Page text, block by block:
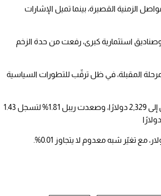
الزمنية القصيرة، بينما تميل الإشارات
استثمارية كبرى، رفعت من حدة الزخم
كهدف محتمل في المرحلة المقبلة، في ظل ترقّب للتطورات السياسية
وعلى صعيد العملات الرقمية الأخرى، ارتفعت إيثريوم 1.13% لتصل إلى 2,329 دولارًا، وصعدت ريبل 1.81% لتسجل 1.43